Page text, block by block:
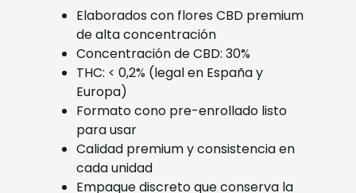
Elaborados con flores CBD premium
de alta concentración
Concentración de CBD: 30%
THC: < 0,2% (legal en España y
Europa)
Formato cono pre-enrollado listo
para usar
Calidad premium y consistencia en
cada unidad
Empaque discreto que conserva la